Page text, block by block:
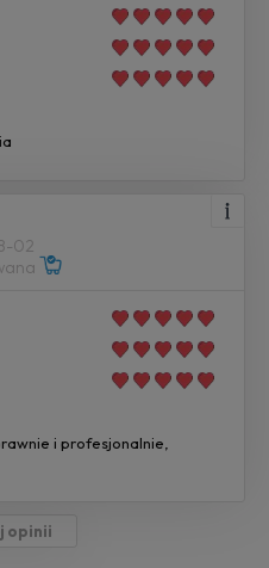
02
i profesjonalnie,
opinii